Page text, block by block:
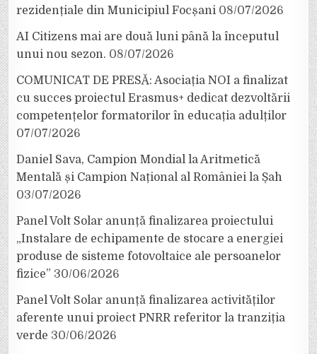
rezidențiale din Municipiul Focșani 08/07/2026
AI Citizens mai are două luni până la începutul
unui nou sezon. 08/07/2026
COMUNICAT DE PRESĂ: Asociația NOI a finalizat
cu succes proiectul Erasmus+ dedicat dezvoltării
competențelor formatorilor în educația adulților
07/07/2026
Daniel Sava, Campion Mondial la Aritmetică
Mentală și Campion Național al României la Șah
03/07/2026
Panel Volt Solar anunță finalizarea proiectului
„Instalare de echipamente de stocare a energiei
produse de sisteme fotovoltaice ale persoanelor
fizice” 30/06/2026
Panel Volt Solar anunță finalizarea activităților
aferente unui proiect PNRR referitor la tranziția
verde 30/06/2026